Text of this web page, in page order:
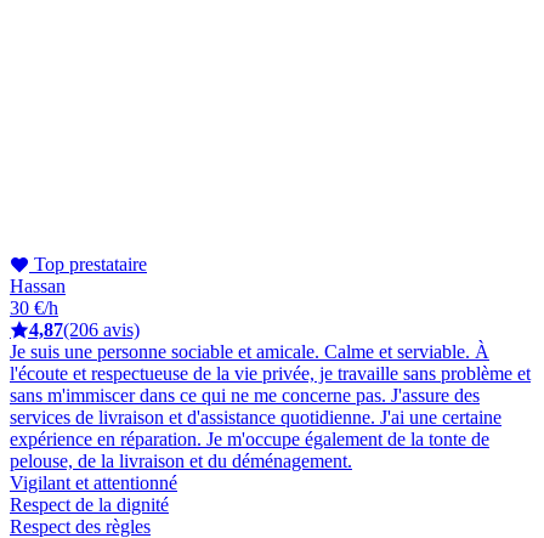
Top prestataire
Hassan
30 €/h
4,87(206 avis)
Je suis une personne sociable et amicale. Calme et serviable. À
l'écoute et respectueuse de la vie privée, je travaille sans problème et
sans m'immiscer dans ce qui ne me concerne pas. J'assure des
services de livraison et d'assistance quotidienne. J'ai une certaine
expérience en réparation. Je m'occupe également de la tonte de
pelouse, de la livraison et du déménagement.
Vigilant et attentionné
Respect de la dignité
Respect des règles